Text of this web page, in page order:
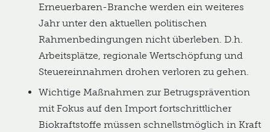
Erneuerbaren-Branche werden ein weiteres
Jahr unter den aktuellen politischen
Rahmenbedingungen nicht überleben. D.h.
Arbeitsplätze, regionale Wertschöpfung und
Steuereinnahmen drohen verloren zu gehen.
Wichtige Maßnahmen zur Betrugsprävention
mit Fokus auf den Import fortschrittlicher
Biokraftstoffe müssen schnellstmöglich in Kraft